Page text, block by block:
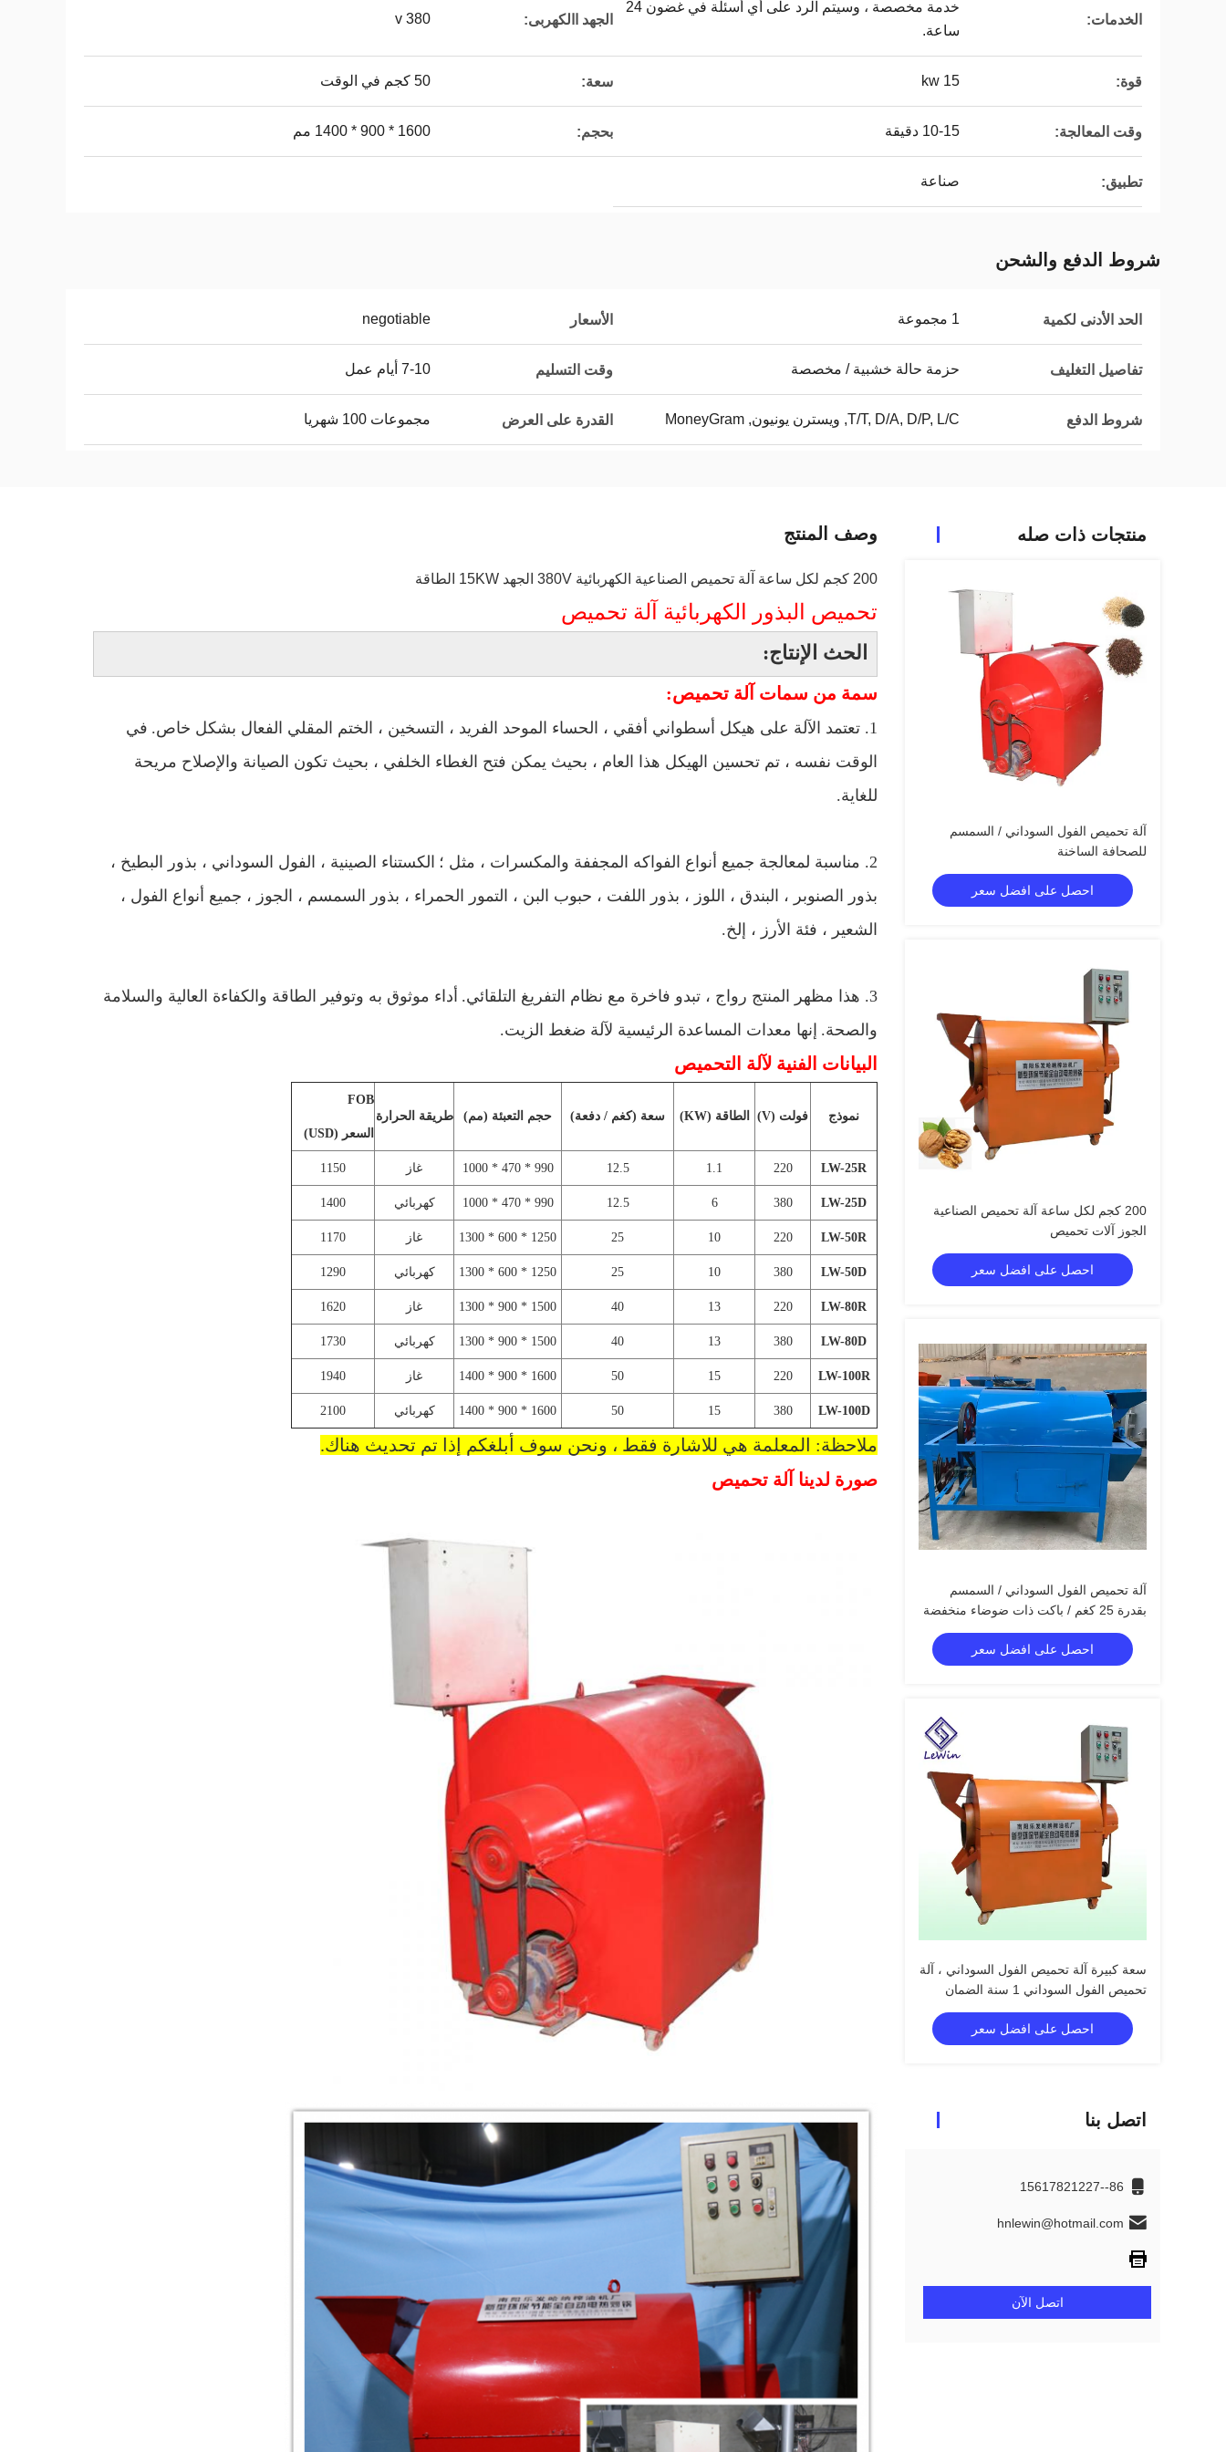
الخدمات:
خدمة مخصصة ، وسيتم الرد على أي أسئلة في غضون 24
ساعة.
الجهد االكهربى: 380 v
قوة: 15 kw سعة: 50 كجم في الوقت
وقت المعالجة: 10-15 دقيقة بحجم: 1600 * 900 * 1400 مم
تطبيق: صناعة
شروط الدفع والشحن
الحد الأدنى لكمية 1 مجموعة الأسعار negotiable
تفاصيل التغليف حزمة حالة خشبية / مخصصة وقت التسليم 7-10 أيام عمل
شروط الدفع T/T, D/A, D/P, L/C, ويسترن يونيون, MoneyGram القدرة على العرض مجموعات 100 شهريا
منتجات ذات صله
آلة تحميص الفول السوداني / السمسم
للصحافة الساخنة
احصل على افضل سعر
200 كجم لكل ساعة آلة تحميص الصناعية
الجوز آلات تحميص
احصل على افضل سعر
آلة تحميص الفول السوداني / السمسم
بقدرة 25 كغم / باكت ذات ضوضاء منخفضة
عالية الكفاءة
احصل على افضل سعر
سعة كبيرة آلة تحميص الفول السوداني ، آلة
تحميص الفول السوداني 1 سنة الضمان
احصل على افضل سعر
اتصل بنا
86--15617821227
hnlewin@hotmail.com
اتصل الآن
وصف المنتج
200 كجم لكل ساعة آلة تحميص الصناعية الكهربائية 380V الجهد 15KW الطاقة
تحميص البذور الكهربائية آلة تحميص
الحث الإنتاج:
سمة من سمات آلة تحميص:
1. تعتمد الآلة على هيكل أسطواني أفقي ، الحساء الموحد الفريد ، التسخين ، الختم المقلي الفعال بشكل خاص.
في
الوقت نفسه ، تم تحسين الهيكل هذا العام ، بحيث يمكن فتح الغطاء الخلفي ، بحيث تكون الصيانة والإصلاح مريحة
للغاية.
2. مناسبة لمعالجة جميع أنواع الفواكه المجففة والمكسرات ، مثل ؛
الكستناء الصينية ، الفول السوداني ، بذور البطيخ ،
بذور الصنوبر ، البندق ، اللوز ، بذور اللفت ، حبوب البن ، التمور الحمراء ، بذور السمسم ، الجوز ، جميع أنواع الفول ،
الشعير ، فئة الأرز ، إلخ.
3. هذا مظهر المنتج رواج ، تبدو فاخرة مع نظام التفريغ التلقائي.
أداء موثوق به وتوفير الطاقة والكفاءة العالية والسلامة
والصحة. إنها معدات المساعدة الرئيسية لآلة ضغط الزيت.
البيانات الفنية لآلة التحميص
نموذج فولت (V) الطاقة (KW) سعة (كغم / دفعة) حجم التعبئة (مم) طريقة الحرارة
FOB
السعر (USD)
LW-25R
220
1.1
12.5
990 * 470 * 1000 غاز 1150
LW-25D
380
6
12.5
990 * 470 * 1000 كهربائي 1400
LW-50R
220
10
25
1250 * 600 * 1300 غاز 1170
LW-50D
380
10
25
1250 * 600 * 1300 كهربائي 1290
LW-80R
220
13
40
1500 * 900 * 1300 غاز 1620
LW-80D
380
13
40
1500 * 900 * 1300 كهربائي 1730
LW-100R
220
15
50
1600 * 900 * 1400 غاز 1940
LW-100D
380
15
50
1600 * 900 * 1400 كهربائي 2100
ملاحظة: المعلمة هي للاشارة فقط ، ونحن سوف أبلغكم إذا تم تحديث هناك.
صورة لدينا آلة تحميص